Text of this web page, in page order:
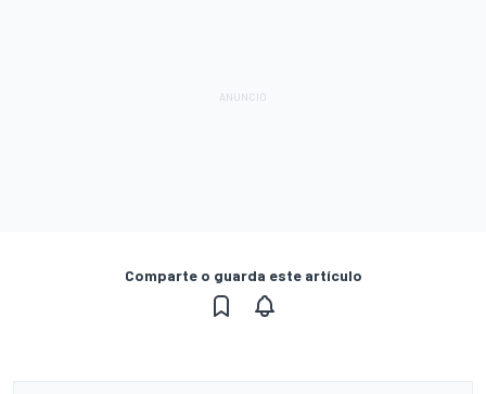
Comparte o guarda este artículo